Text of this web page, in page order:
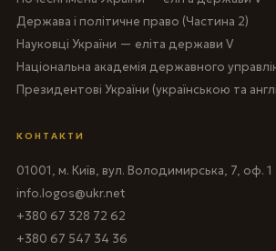
Держава і політичне право (Частина 2)
Науковці України — еліта держави V
Національна академія державного
Президентові України (українською та
КОНТАКТИ
01001, м. Київ, вул. Володимирська, 7, оф. 1
info.logos@ukr.net
+380 67 328 72 62
+380 67 547 34 36